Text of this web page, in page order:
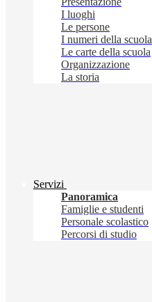
I luoghi
Le persone
I numeri della scuola
Le carte della scuola
Organizzazione
La storia
Servizi
Panoramica
Famiglie e studenti
Personale scolastico
Percorsi di studio